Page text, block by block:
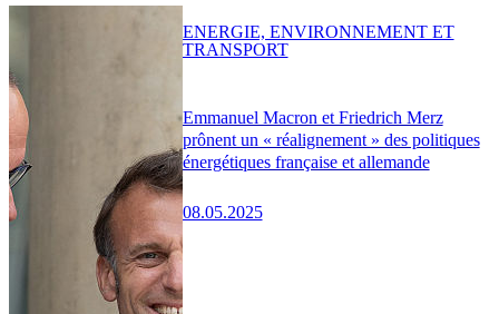
Emmanuel Macron et Friedrich Merz
prônent un « réalignement » des politiques
énergétiques française et allemande
08.05.2025
ENERGIE, ENVIRONNEMENT ET
TRANSPORT